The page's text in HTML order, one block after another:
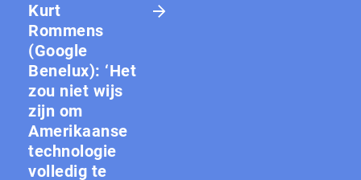
Kurt
Rommens
(Google
Benelux): ‘Het
zou niet wijs
zijn om
Amerikaanse
technologie
volledig te